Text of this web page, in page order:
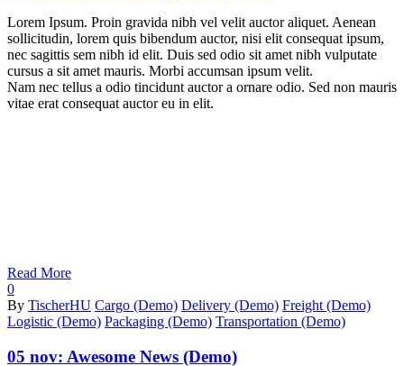
Lorem Ipsum. Proin gravida nibh vel velit auctor aliquet. Aenean
sollicitudin, lorem quis bibendum auctor, nisi elit consequat ipsum,
nec sagittis sem nibh id elit. Duis sed odio sit amet nibh vulputate
cursus a sit amet mauris. Morbi accumsan ipsum velit.
Nam nec tellus a odio tincidunt auctor a ornare odio. Sed non mauris
vitae erat consequat auctor eu in elit.
Read More
0
By TischerHU Cargo (Demo) Delivery (Demo) Freight (Demo)
Logistic (Demo) Packaging (Demo) Transportation (Demo)
05 nov: Awesome News (Demo)